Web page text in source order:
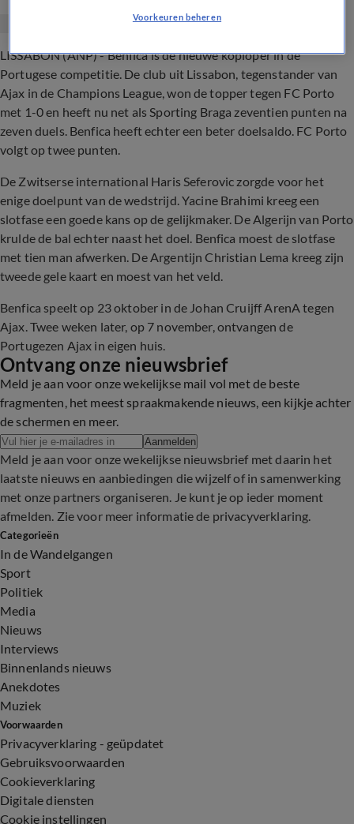
LISSABON (ANP) - Benfica is de nieuwe koploper in de
Portugese competitie. De club uit Lissabon, tegenstander van
Ajax in de Champions League, won de topper tegen FC Porto
met 1-0 en heeft nu net als Sporting Braga zeventien punten na
zeven duels. Benfica heeft echter een beter doelsaldo. FC Porto
volgt op twee punten.
De Zwitserse international Haris Seferovic zorgde voor het
enige doelpunt van de wedstrijd. Yacine Brahimi kreeg een
slotfase een goede kans op de gelijkmaker. De Algerijn van Porto
krulde de bal echter naast het doel. Benfica moest de slotfase
met tien man afwerken. De Argentijn Christian Lema kreeg zijn
tweede gele kaart en moest van het veld.
Benfica speelt op 23 oktober in de Johan Cruijff ArenA tegen
Ajax. Twee weken later, op 7 november, ontvangen de
Portugezen Ajax in eigen huis.
Ontvang onze nieuwsbrief
Meld je aan voor onze wekelijkse mail vol met de beste
fragmenten, het meest spraakmakende nieuws, een kijkje achter
de schermen en meer.
Aanmelden
Meld je aan voor onze wekelijkse nieuwsbrief met daarin het
laatste nieuws en aanbiedingen die wijzelf of in samenwerking
met onze partners organiseren. Je kunt je op ieder moment
afmelden. Zie voor meer informatie de privacyverklaring.
Categorieën
In de Wandelgangen
Sport
Politiek
Media
Nieuws
Interviews
Binnenlands nieuws
Anekdotes
Muziek
Voorwaarden
Privacyverklaring - geüpdatet
Gebruiksvoorwaarden
Cookieverklaring
Digitale diensten
Cookie instellingen
Voorkeuren beheren